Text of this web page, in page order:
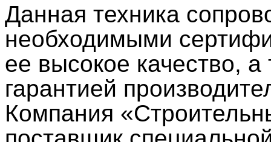
Данная техника
необходимыми
ее высокое качество,
гарантией
Компания